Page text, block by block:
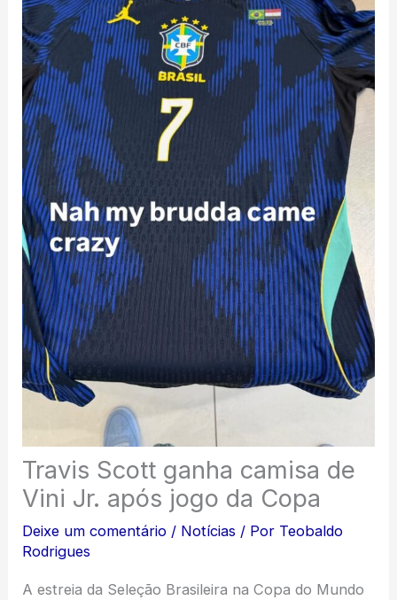
Travis Scott ganha camisa de
Vini Jr. após jogo da Copa
Deixe um comentário / Notícias / Por Teobaldo
Rodrigues
A estreia da Seleção Brasileira na Copa do Mundo